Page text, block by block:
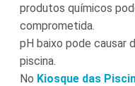
produtos químicos
comprometida.
pH baixo pode causar
piscina.
No Kiosque das